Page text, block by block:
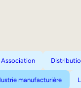
Association
manufacturière